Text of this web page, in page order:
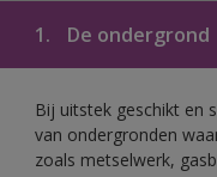
1. De ondergrond
Bij uitstek geschikt en
van ondergronden
zoals metselwerk,